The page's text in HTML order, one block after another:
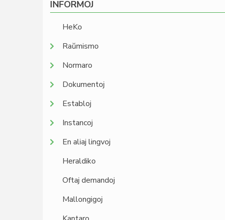
INFORMOJ
HeKo
Raŭmismo
Normaro
Dokumentoj
Establoj
Instancoj
En aliaj lingvoj
Heraldiko
Oftaj demandoj
Mallongigoj